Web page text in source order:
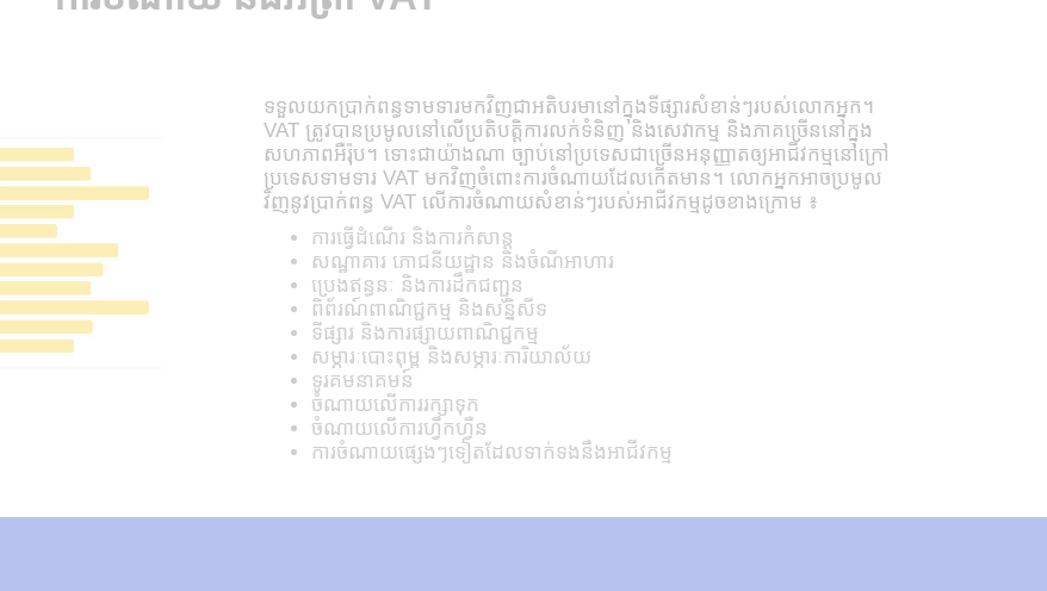
ទទួលយកប្រាក់ពន្ធទាមទារមកវិញជាអតិបរមានៅក្នុងទីផ្សារសំខាន់ៗរបស់លោកអ្នក។
VAT ត្រូវបានប្រមូលនៅលើប្រតិបត្តិការលក់ទំនិញ និងសេវាកម្ម និងភាគច្រើននៅក្នុង
សហភាពអឺរ៉ុប។ ទោះជាយ៉ាងណា ច្បាប់នៅប្រទេសជាច្រើនអនុញ្ញាតឲ្យអាជីវកម្មនៅក្រៅ
ប្រទេសទាមទារ VAT មកវិញចំពោះការចំណាយដែលកើតមាន។ លោកអ្នកអាចប្រមូល
វិញនូវប្រាក់ពន្ធ VAT លើការចំណាយសំខាន់ៗរបស់អាជីវកម្មដូចខាងក្រោម ៖
ការធ្វើដំណើរ និងការកំសាន្ត
សណ្ឋាគារ ភោជនីយដ្ឋាន និងចំណីអាហារ
ប្រេងឥន្ធនៈ និងការដឹកជញ្ជូន
ពិព័រណ៍ពាណិជ្ជកម្ម និងសន្និសីទ
ទីផ្សារ និងការផ្សាយពាណិជ្ជកម្ម
សម្ភារៈបោះពុម្ព និងសម្ភារៈការិយាល័យ
ទូរគមនាគមន៍
ចំណាយលើការរក្សាទុក
ចំណាយលើការហ្វឹកហ្វឺន
ការចំណាយផ្សេងៗទៀតដែលទាក់ទងនឹងអាជីវកម្ម